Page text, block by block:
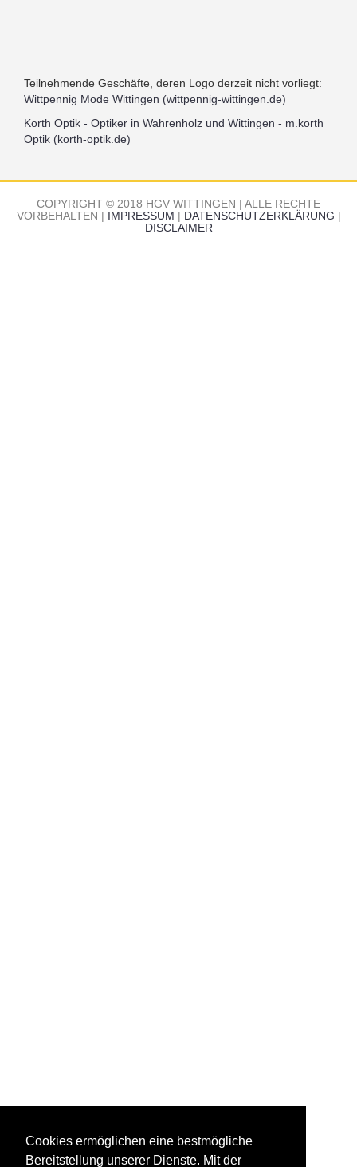
Cookies ermöglichen eine bestmögliche
Bereitstellung unserer Dienste. Mit der
Teilnehmende Geschäfte, deren Logo derzeit nicht vorliegt:
Wittpennig Mode Wittingen (wittpennig-wittingen.de)
Korth Optik - Optiker in Wahrenholz und Wittingen - m.korth
Optik (korth-optik.de)
COPYRIGHT © 2018 HGV WITTINGEN | ALLE RECHTE
VORBEHALTEN | IMPRESSUM | DATENSCHUTZERKLÄRUNG |
DISCLAIMER